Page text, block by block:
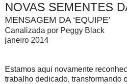
NOVAS SEMENTES
MENSAGEM DA ‘EQUIPE’
Canalizada por Peggy Black
janeiro 2014
Estamos aqui novamente
trabalho dedicado, transformando